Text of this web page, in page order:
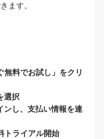
ます。
料でお試し」をクリ
選択
ンし、支払い情報を連
トライアル開始